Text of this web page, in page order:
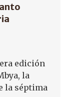
edición
la
la séptima